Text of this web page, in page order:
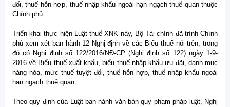
đối, thuế hỗn hợp, thuế nhập khẩu ngoài hạn ngạch thuế quan thuộc
Chính phủ.
Triển khai thực hiện Luật thuế XNK này, Bộ Tài chính đã trình Chính
phủ xem xét ban hành 12 Nghị định về các Biểu thuế nói trên, trong
đó có Nghị định số 122/2016/NĐ-CP (Nghị định số 122) ngày 1-9-
2016 về Biểu thuế xuất khẩu, biểu thuế nhập khẩu ưu đãi, danh mục
hàng hóa, mức thuế tuyệt đối, thuế hỗn hợp, thuế nhập khẩu ngoài
hạn ngạch thuế quan.
Theo quy định của Luật ban hành văn bản quy phạm pháp luật, Nghị